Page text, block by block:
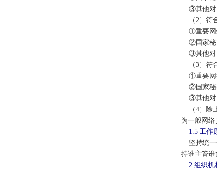
③其他对
（2）符
①重要网
②国家秘
③其他对
（3）符
①重要网
②国家秘
③其他对
（4）除
为一般网
1.5 工作
坚持统一
持谁主管谁
2 组织机